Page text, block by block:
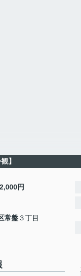
】
円
常盤３丁目